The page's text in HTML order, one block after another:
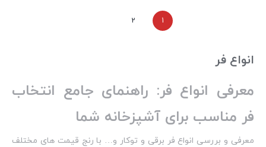
1
2
انواع فر
معرفی انواع فر: راهنمای جامع انتخاب
فر مناسب برای آشپزخانه شما
معرفی و بررسی انواع فر برقی و توکار و… با رنج قیمت های مختلف